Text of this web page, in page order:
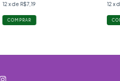
12 x de R$7,19 12 x